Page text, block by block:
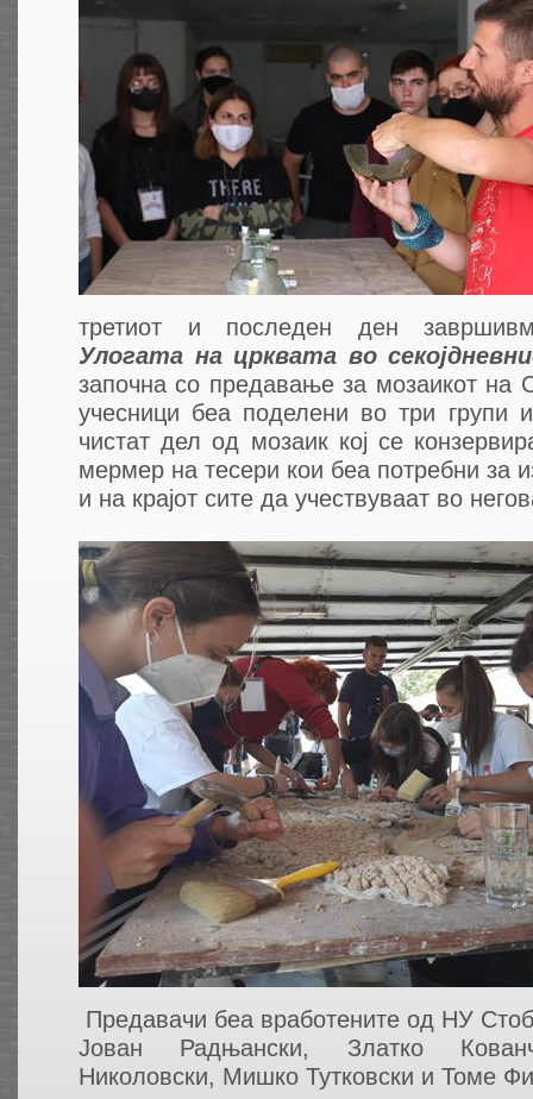
третиот и последен ден
Улогата на црквата во
започна со предавање за мозаикот на
учесници беа поделени во три групи
чистат дел од мозаик кој се
мермер на тесери кои беа потребни за
и на крајот сите да учествуваат во
Предавачи беа вработените од НУ
Јован Радњански, Златко
Николовски, Мишко Тутковски и Томе